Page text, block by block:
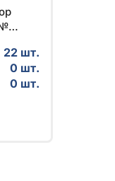
22 шт.
0 шт.
0 шт.